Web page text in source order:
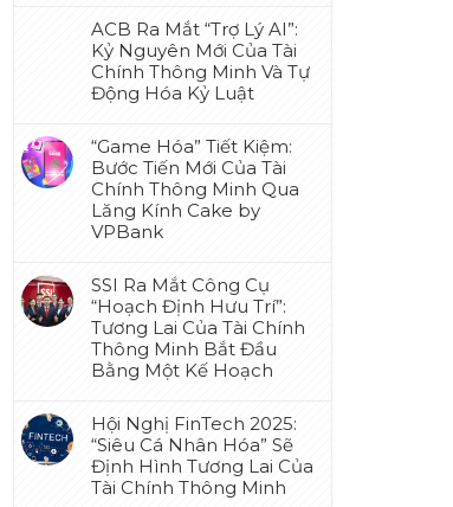
ACB Ra Mắt “Trợ Lý AI”:
Kỷ Nguyên Mới Của Tài
Chính Thông Minh Và Tự
Động Hóa Kỷ Luật
“Game Hóa” Tiết Kiệm:
Bước Tiến Mới Của Tài
Chính Thông Minh Qua
Lăng Kính Cake by
VPBank
SSI Ra Mắt Công Cụ
“Hoạch Định Hưu Trí”:
Tương Lai Của Tài Chính
Thông Minh Bắt Đầu
Bằng Một Kế Hoạch
Hội Nghị FinTech 2025:
“Siêu Cá Nhân Hóa” Sẽ
Định Hình Tương Lai Của
Tài Chính Thông Minh